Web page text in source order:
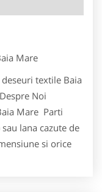
Mare
deseuri textile Baia
Noi
Mare Parti
lana cazute de
si orice